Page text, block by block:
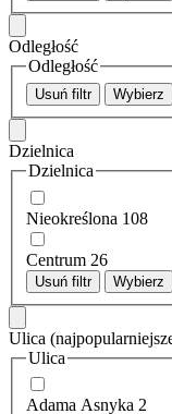
Odległość
Odległość
Usuń filtr Wybierz
Dzielnica
Dzielnica
Nieokreślona 108
Centrum 26
Usuń filtr Wybierz
Ulica
Ulica
Adama Asnyka 2